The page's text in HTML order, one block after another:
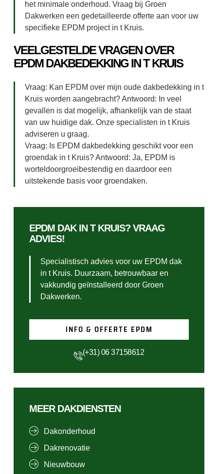
het minimale onderhoud. Vraag bij Groen
Dakwerken een gedetailleerde offerte aan voor uw
specifieke EPDM project in t Kruis.
VEELGESTELDE VRAGEN OVER
EPDM DAKBEDEKKING IN T KRUIS
Vraag: Kan EPDM over mijn oude dakbedekking in t
Kruis worden aangebracht? Antwoord: In veel
gevallen is dat mogelijk, afhankelijk van de staat
van uw huidige dak. Onze specialisten in t Kruis
adviseren u graag.
Vraag: Is EPDM dakbedekking geschikt voor een
groendak in t Kruis? Antwoord: Ja, EPDM is
worteldoorgroeibestendig en daardoor een
uitstekende basis voor groendaken.
EPDM DAK IN T KRUIS? VRAAG
ADVIES!
Specialistisch advies voor uw EPDM dak
in t Kruis. Duurzaam, betrouwbaar en
vakkundig geïnstalleerd door Groen
Dakwerken.
INFO & OFFERTE EPDM
(+31) 06 37158612
MEER DAKDIENSTEN
Dakonderhoud
Dakrenovatie
Nieuwbouw